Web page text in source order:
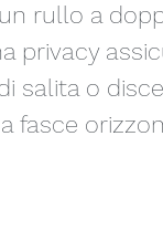
TENDENZA
rullo a
privacy
salita o
fasce